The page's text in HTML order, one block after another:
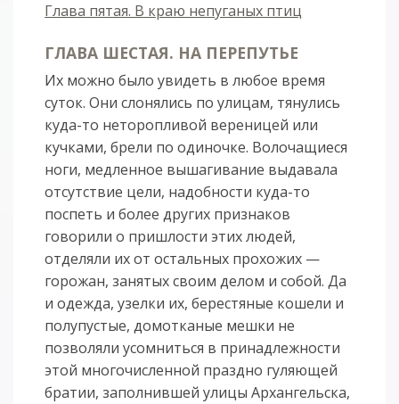
Глава пятая. В краю непуганых птиц
ГЛАВА ШЕСТАЯ. НА ПЕРЕПУТЬЕ
Их можно было увидеть в любое время
суток. Они слонялись по улицам, тянулись
куда-то неторопливой вереницей или
кучками, брели по одиночке. Волочащиеся
ноги, медленное вышагивание выдавала
отсутствие цели, надобности куда-то
поспеть и более других признаков
говорили о пришлости этих людей,
отделяли их от остальных прохожих —
горожан, занятых своим делом и собой. Да
и одежда, узелки их, берестяные кошели и
полупустые, домотканые мешки не
позволяли усомниться в принадлежности
этой многочисленной праздно гуляющей
братии, заполнившей улицы Архангельска,